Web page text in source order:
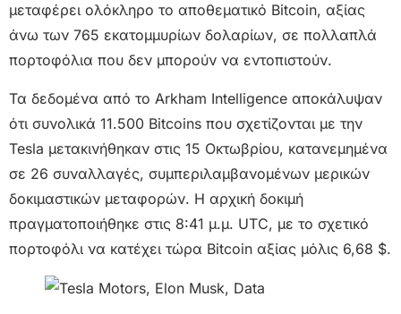
μεταφέρει ολόκληρο το αποθεματικό Bitcoin, αξίας
άνω των 765 εκατομμυρίων δολαρίων, σε πολλαπλά
πορτοφόλια που δεν μπορούν να εντοπιστούν.
Τα δεδομένα από το Arkham Intelligence αποκάλυψαν
ότι συνολικά 11.500 Bitcoins που σχετίζονται με την
Tesla μετακινήθηκαν στις 15 Οκτωβρίου, κατανεμημένα
σε 26 συναλλαγές, συμπεριλαμβανομένων μερικών
δοκιμαστικών μεταφορών. Η αρχική δοκιμή
πραγματοποιήθηκε στις 8:41 μ.μ. UTC, με το σχετικό
πορτοφόλι να κατέχει τώρα Bitcoin αξίας μόλις 6,68 $.